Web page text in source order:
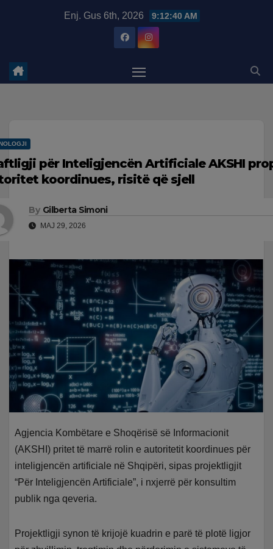
Enj. Gus 6th, 2026 9:12:41 AM
për Inteligjencën Artificiale AKSHI
koordinues, risitë që sjell
By Gilberta Simoni
MAJ 29, 2026
Agjencia Kombëtare e Shoqërisë së Informacionit
(AKSHI) pritet të marrë rolin e autoritetit koordinues për
inteligjencën artificiale në Shqipëri, sipas projektligjit
“Për Inteligjencën Artificiale”, i nxjerrë për konsultim
publik nga qeveria.
Projektligji synon të krijojë kuadrin e parë të plotë ligjor